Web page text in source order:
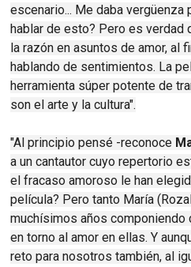
escenario... Me daba vergüenza
hablar de esto? Pero es verdad
la razón en asuntos de amor, al
hablando de sentimientos. La
herramienta súper potente de
son el arte y la cultura".
"Al principio pensé -reconoce
a un cantautor cuyo repertorio
el fracaso amoroso le han
película? Pero tanto María
muchísimos años componiendo
en torno al amor en ellas. Y
reto para nosotros también, al